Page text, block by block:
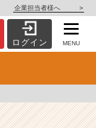
企業担当者様へ >
ログイン MENU